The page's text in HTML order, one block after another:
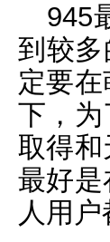
945
到较
定要
下，
取得
最好
人用